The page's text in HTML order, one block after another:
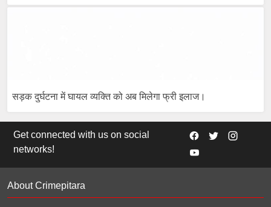
सड़क दुर्घटना में घायल व्यक्ति को अब मिलेगा फ्री इलाज।
Get connected with us on social
networks!
About Crimepitara